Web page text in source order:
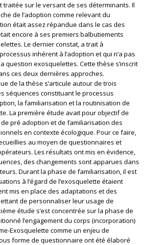
sur le versant de ses déterminants. Il
de l’adoption comme relevant du
était assez répandue dans le cas des
encore à ses premiers balbutiements
Le dernier constat, a trait à
inhérent à l’adoption et qui n’a pas
question exosquelettes. Cette thèse s’inscrit
ces deux dernières approches.
de la thèse s’articule autour de trois
séquences constituant le processus
la familiarisation et la routinisation de
La première étude avait pour objectif de
pré adoption et de familiarisation des
en contexte écologique. Pour ce faire,
au moyen de questionnaires et
Les résultats ont mis en évidence,
des changements sont apparues dans
Durant la phase de familiarisation, il est
à l’égard de l’exosquelette étaient
mis en place des adaptations et des
de personnaliser leur usage de
étude s’est concentrée sur la phase de
l’engagement du corps (incorporation)
Exosquelette comme un enjeu de
forme de questionnaire ont été élaboré